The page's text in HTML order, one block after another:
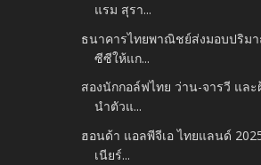
แรม สุรา...
ธนาคารไทยพาณิชย์ส่งมอบปริม
ซีซีให้แก...
สองนักกอล์ฟไทย ว่าน-จารวี แล
นำตัวแ...
ฮอนด้า แอลพีจีเอ ไทยแลนด์
เนียร์...